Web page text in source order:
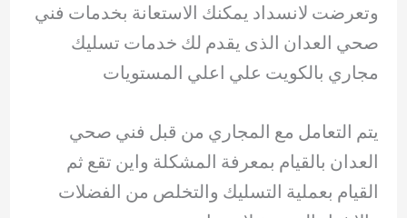
وتعرضت لانسداد يمكنك الاستعانة بخدمات فني
صحي العدان الذى يقدم لك خدمات تسليك
مجاري بالكويت علي اعلي المستويات
يتم التعامل مع المجاري من قبل فني صحي
العدان بالقيام بمعرفة المشكلة واين تقع ثم
القيام بعملية التسليك والتخلص من الفضلات